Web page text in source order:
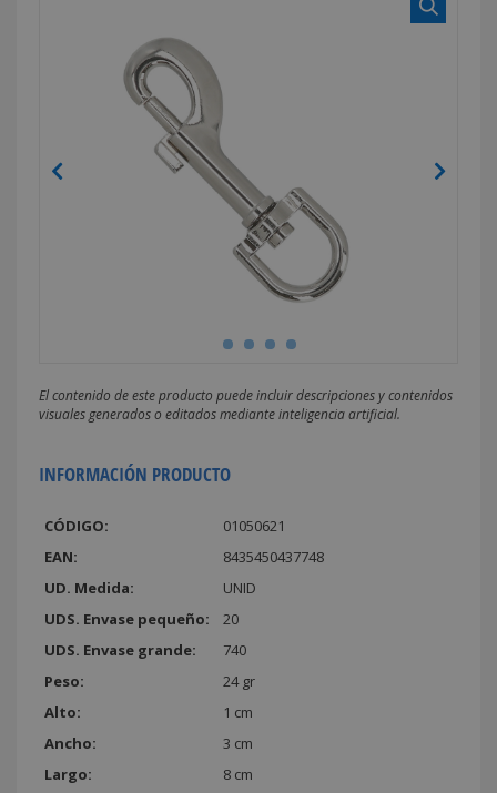
El contenido de este producto puede incluir descripciones y contenidos
visuales generados o editados mediante inteligencia artificial.
INFORMACIÓN PRODUCTO
CÓDIGO:
01050621
EAN:
8435450437748
UD. Medida:
UNID
UDS. Envase pequeño:
20
UDS. Envase grande:
740
Peso:
24 gr
Alto:
1 cm
Ancho:
3 cm
Largo:
8 cm